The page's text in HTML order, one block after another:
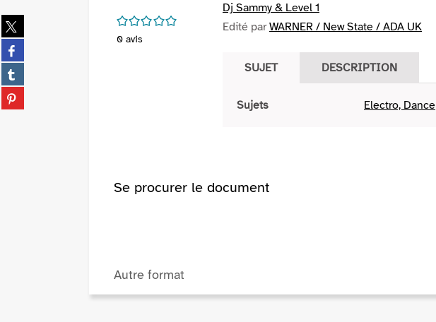
Partager
sur
twitter
(Nouvelle
fenêtre)
Partager
sur
facebook
(Nouvelle
fenêtre)
Partager
sur
tumblr
Partager
sur
/5
0 avis
Dj Sammy & Level 1
Edité parWARNER / New State / ADA UK
SUJET DESCRIPTION
Sujets Electro, Dance
Se procurer le document
Autre format